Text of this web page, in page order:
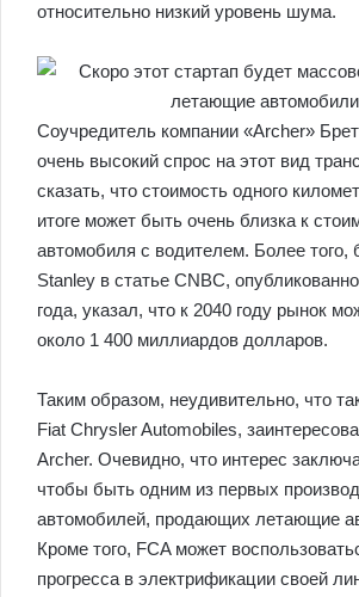
относительно низкий уровень шума.
Соучредитель компании «Archer»
очень высокий спрос на этот вид
сказать, что стоимость одного
итоге может быть очень близка к
автомобиля с водителем. Более того,
Stanley в статье CNBC,
года, указал, что к 2040 году рынок
около 1 400 миллиардов долларов.
Таким образом, неудивительно, что
Fiat Chrysler Automobiles,
Archer. Очевидно, что интерес
чтобы быть одним из первых
автомобилей, продающих летающие
Кроме того, FCA может
прогресса в электрификации своей